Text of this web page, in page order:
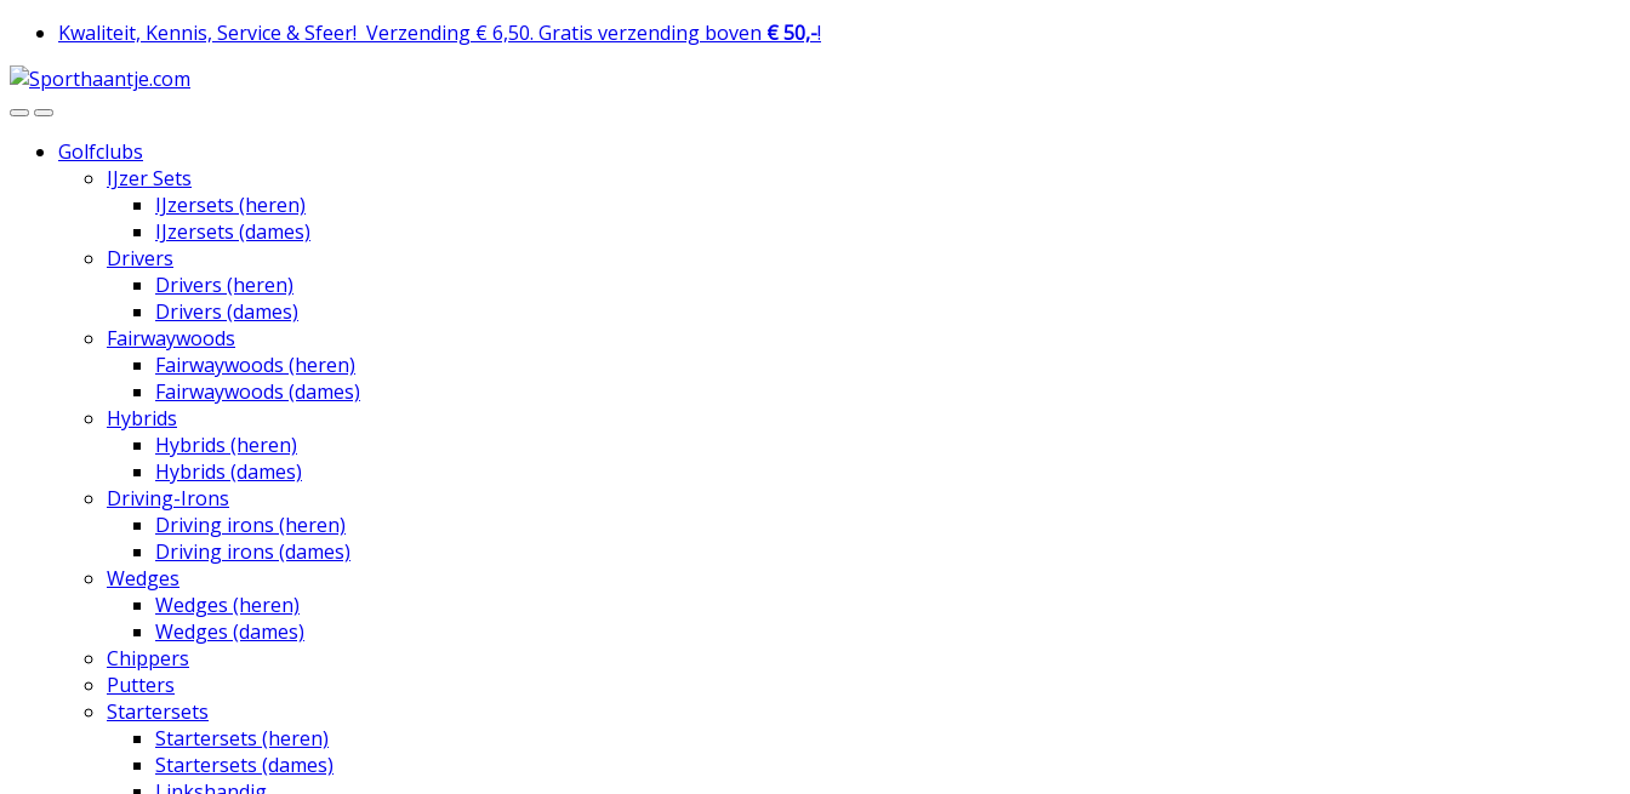
Skip
navigation
Skip
content
Kwaliteit, Kennis, Service & Sfeer! Verzending € 6,50. Gratis verzending boven € 50,-!
Golfclubs
IJzer Sets
IJzersets (heren)
IJzersets (dames)
Drivers
Drivers (heren)
Drivers (dames)
Fairwaywoods
Fairwaywoods (heren)
Fairwaywoods (dames)
Hybrids
Hybrids (heren)
Hybrids (dames)
Driving-Irons
Driving irons (heren)
Driving irons (dames)
Wedges
Wedges (heren)
Wedges (dames)
Chippers
Putters
Startersets
Startersets (heren)
Startersets (dames)